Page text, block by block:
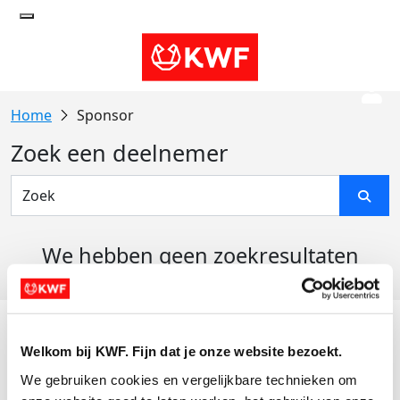
Welkom bij KWF. Fijn dat je onze website bezoekt.
We gebruiken cookies en vergelijkbare technieken om
Sponsor
Zoek een deelnemer
We hebben geen zoekresultaten
Actiematerialen
Evenementen